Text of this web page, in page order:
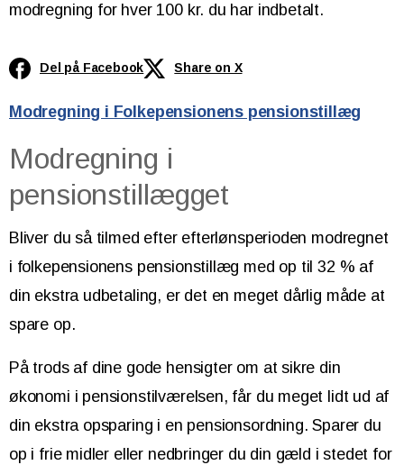
modregning for hver 100 kr. du har indbetalt.
Del på Facebook Share on X
Modregning i Folkepensionens pensionstillæg
Modregning i
pensionstillægget
Bliver du så tilmed efter efterlønsperioden modregnet
i folkepensionens pensionstillæg med op til 32 % af
din ekstra udbetaling, er det en meget dårlig måde at
spare op.
På trods af dine gode hensigter om at sikre din
økonomi i pensionstilværelsen, får du meget lidt ud af
din ekstra opsparing i en pensionsordning. Sparer du
op i frie midler eller nedbringer du din gæld i stedet for